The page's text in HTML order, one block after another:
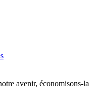
avenir, économisons-la